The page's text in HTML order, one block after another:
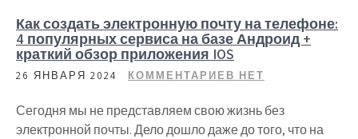
Как создать электронную почту на телефоне:
4 популярных сервиса на базе Андроид +
краткий обзор приложения IOS
26 ЯНВАРЯ 2024 КОММЕНТАРИЕВ НЕТ
Сегодня мы не представляем свою жизнь без
электронной почты. Дело дошло даже до того, что на